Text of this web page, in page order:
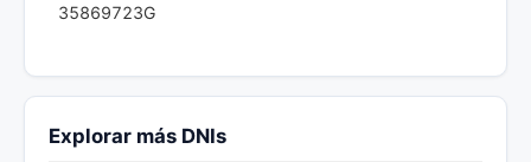
35869723G
Explorar más DNIs